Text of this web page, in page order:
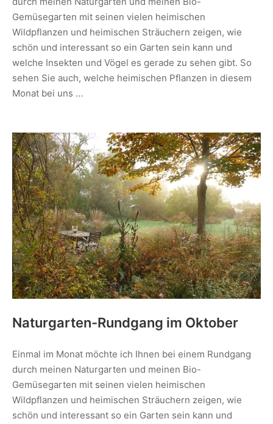
Gemüsegarten mit seinen vielen heimischen
Wildpflanzen und heimischen Sträuchern zeigen, wie
schön und interessant so ein Garten sein kann und
welche Insekten und Vögel es gerade zu sehen gibt. So
sehen Sie auch, welche heimischen Pflanzen in diesem
Monat bei uns …
Naturgarten-Rundgang im Oktober
Einmal im Monat möchte ich Ihnen bei einem Rundgang
durch meinen Naturgarten und meinen Bio-
Gemüsegarten mit seinen vielen heimischen
Wildpflanzen und heimischen Sträuchern zeigen, wie
schön und interessant so ein Garten sein kann und